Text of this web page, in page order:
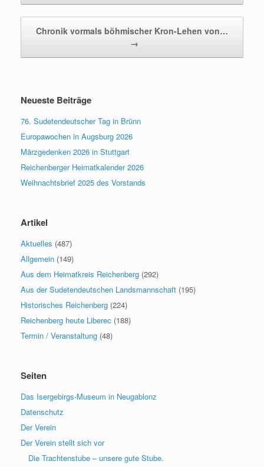
Chronik vormals böhmischer Kron-Lehen von…
→
Neueste Beiträge
76. Sudetendeutscher Tag in Brünn
Europawochen in Augsburg 2026
Märzgedenken 2026 in Stuttgart
Reichenberger Heimatkalender 2026
Weihnachtsbrief 2025 des Vorstands
Artikel
Aktuelles (487)
Allgemein (149)
Aus dem Heimatkreis Reichenberg (292)
Aus der Sudetendeutschen Landsmannschaft (195)
Historisches Reichenberg (224)
Reichenberg heute Liberec (188)
Termin / Veranstaltung (48)
Seiten
Das Isergebirgs-Museum in Neugablonz
Datenschutz
Der Verein
Der Verein stellt sich vor
Die Trachtenstube – unsere gute Stube.